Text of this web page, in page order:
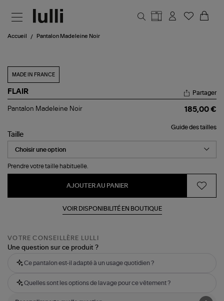
Accueil Pantalon Madeleine Noir
MADE IN FRANCE
FLAIR
Pantalon
Partager
Pantalon Madeleine Noir 185,00 €
Guide des tailles
Taille
Prendre votre taille habituelle.
AJOUTER AU PANIER
VOIR DISPONIBILITÉ EN BOUTIQUE
VOTRE CONSEILLÈRE LULLI
Une question sur ce produit ?
Ce pantalon est-il adapté à un usage quotidien ?
Quelles sont les options de lavage pour ce vêtement ?